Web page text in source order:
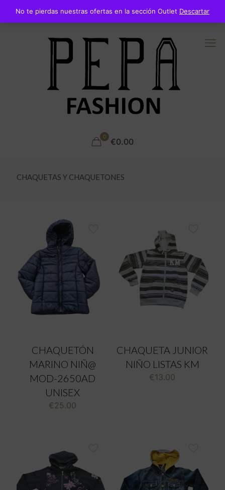
0 €0.00
CHAQUETAS Y CHAQUETONES
CHAQUETÓN
MARINO NIÑ@
MOD-2650AD
UNISEX
€25.00
CHAQUETA JUNIOR
NIÑO LISTAS KM
€13.00
No te pierdas nuestras ofertas en la sección Outlet Descartar